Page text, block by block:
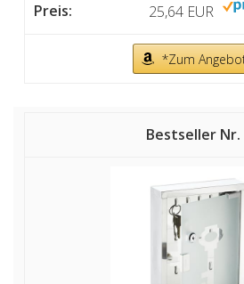
25,64 EUR
*Zum